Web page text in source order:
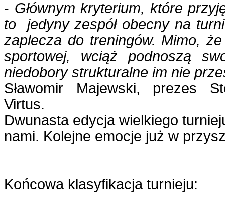
- Głównym kryterium, które
to jedyny zespół obecny na
zaplecza do treningów. Mimo,
sportowej, wciąż podnoszą
niedobory strukturalne im nie
Sławomir Majewski, prezes
Virtus.
Dwunasta edycja wielkiego
nami. Kolejne emocje już w
Końcowa klasyfikacja turnieju: